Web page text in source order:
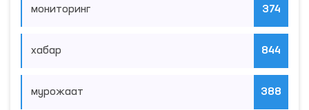
мониторинг 374
хабар 844
мурожаат 388